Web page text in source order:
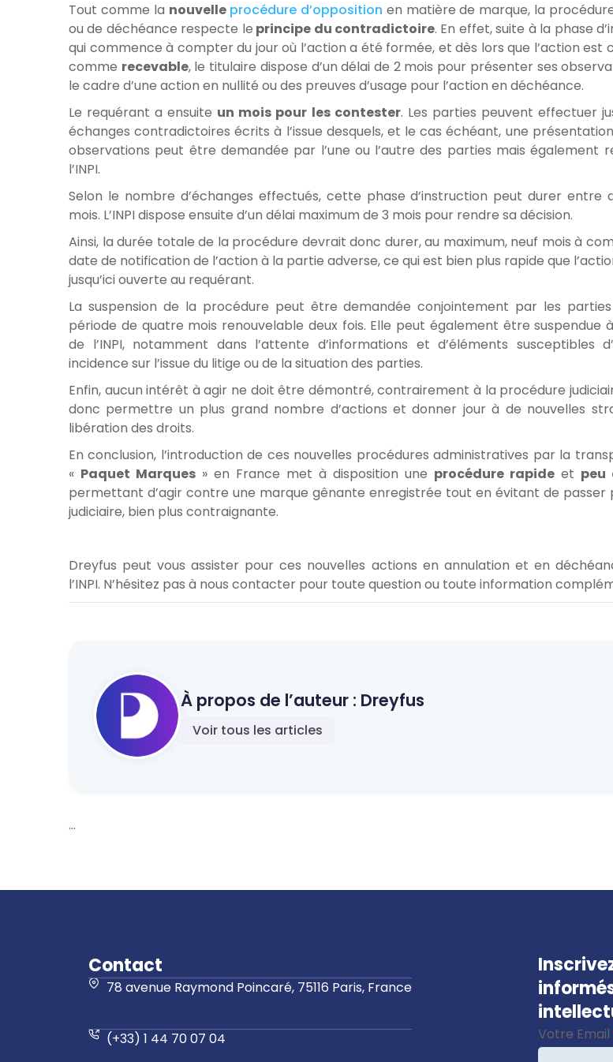
Tout comme la nouvelle procédure d’opposition en matière de marque, la
ou de déchéance respecte le principe du contradictoire. En effet, suite à la phase
qui commence à compter du jour où l’action a été formée, et dès lors que l’action est
comme recevable, le titulaire dispose d’un délai de 2 mois pour présenter ses
le cadre d’une action en nullité ou des preuves d’usage pour l’action en déchéance.
Le requérant a ensuite un mois pour les contester. Les parties peuvent effectuer
échanges contradictoires écrits à l’issue desquels, et le cas échéant, une
observations peut être demandée par l’une ou l’autre des parties mais également
l’INPI.
Selon le nombre d’échanges effectués, cette phase d’instruction peut durer entre
mois. L’INPI dispose ensuite d’un délai maximum de 3 mois pour rendre sa décision.
Ainsi, la durée totale de la procédure devrait donc durer, au maximum, neuf mois à
date de notification de l’action à la partie adverse, ce qui est bien plus rapide que
jusqu’ici ouverte au requérant.
La suspension de la procédure peut être demandée conjointement par les
période de quatre mois renouvelable deux fois. Elle peut également être suspendue
de l’INPI, notamment dans l’attente d’informations et d’éléments susceptibles
incidence sur l’issue du litige ou de la situation des parties.
Enfin, aucun intérêt à agir ne doit être démontré, contrairement à la procédure
donc permettre un plus grand nombre d’actions et donner jour à de nouvelles
libération des droits.
En conclusion, l’introduction de ces nouvelles procédures administratives par la
« Paquet Marques » en France met à disposition une procédure rapide et peu
permettant d’agir contre une marque gênante enregistrée tout en évitant de passer
judiciaire, bien plus contraignante.
Dreyfus peut vous assister pour ces nouvelles actions en annulation et en
l’INPI. N’hésitez pas à nous contacter pour toute question ou toute information
À propos de l’auteur : Dreyfus
Voir tous les articles
...
Contact
78 avenue Raymond Poincaré, 75116 Paris, France
(+33) 1 44 70 07 04 Votre Email